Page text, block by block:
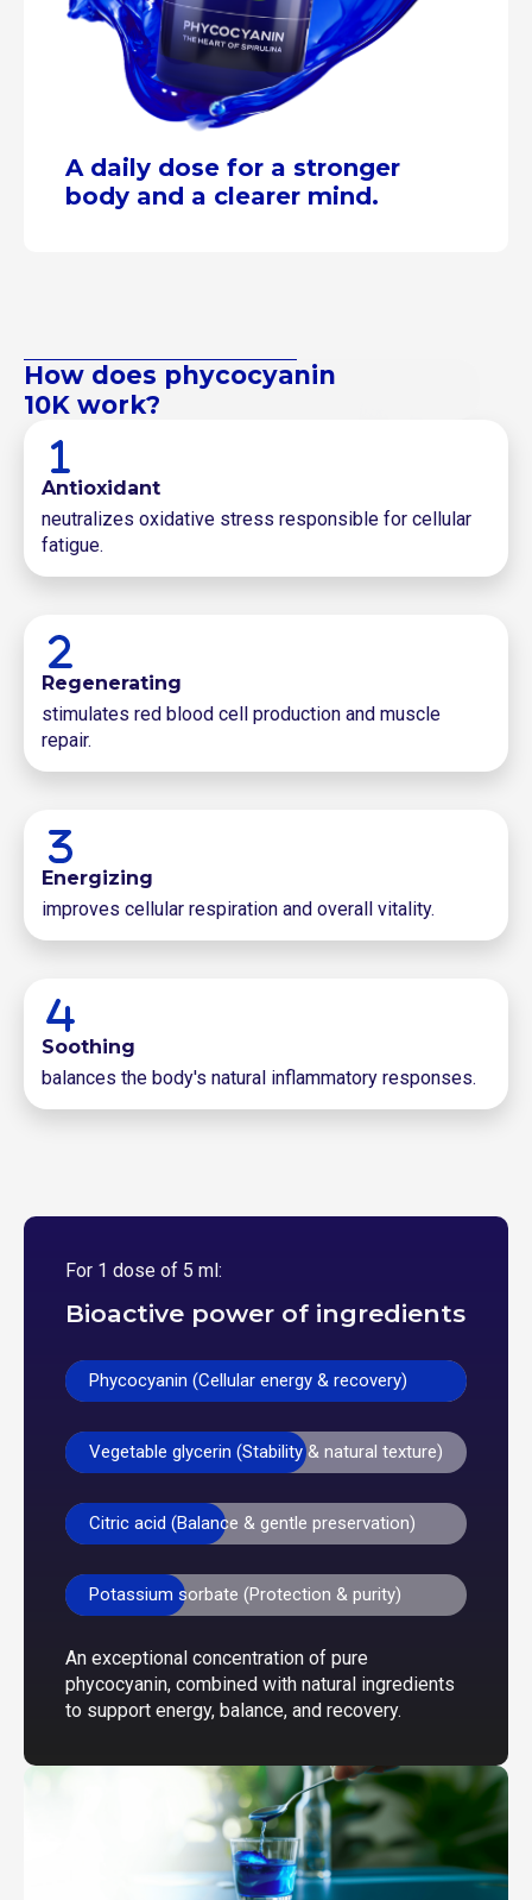
A daily dose for a stronger
body and a clearer mind.
How does phycocyanin
10K work?
Antioxidant
neutralizes oxidative stress responsible for cellular
fatigue.
Regenerating
stimulates red blood cell production and muscle
repair.
Energizing
improves cellular respiration and overall vitality.
Soothing
balances the body's natural inflammatory responses.
For 1 dose of 5 ml:
Bioactive power of ingredients
Phycocyanin (Cellular energy & recovery)
Vegetable glycerin (Stability & natural texture)
Citric acid (Balance & gentle preservation)
Potassium sorbate (Protection & purity)
An exceptional concentration of pure
phycocyanin, combined with natural ingredients
to support energy, balance, and recovery.